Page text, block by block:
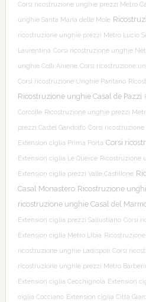
Corsi ricostruzione unghie prezzi Metro
unghie Santa Maria delle Mole
ricostruzione unghie prezzi Metro Lucio
Laurentina Corsi ricostruzione unghie
unghie Colli Aniene Corsi ricostruzione
Corsi ricostruzione Unghie Pantano
Ricostruzione unghie Casal de Pazzi
Corcolle Ricostruzione unghie prezzi
prezzi Castel Gandolfo Corsi
Extension ciglia Prima Porta Corsi
Extension ciglia Le Querce Ricostruzione
Extension ciglia prezzi Valle Castilione
Casal Monastero Ricostruzione
ricostruzione unghie Casal del
Extension ciglia prezzi Sallustiano Corsi
Extension ciglia Metro Libia
ricostruzione unghie Ladispoli Corsi
ricostruzione unghie prezzi Metro
Extension ciglia Cecchignola Extension
ciglia Cocciano Extension ciglia Città